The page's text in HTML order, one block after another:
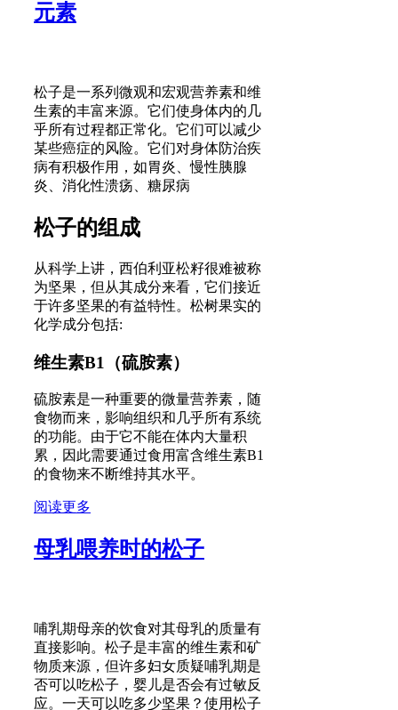
元素
松子是一系列微观和宏观营养素和维
生素的丰富来源。它们使身体内的几
乎所有过程都正常化。它们可以减少
某些癌症的风险。它们对身体防治疾
病有积极作用，如胃炎、慢性胰腺
炎、消化性溃疡、糖尿病
松子的组成
从科学上讲，西伯利亚松籽很难被称
为坚果，但从其成分来看，它们接近
于许多坚果的有益特性。松树果实的
化学成分包括:
维生素B1（硫胺素）
硫胺素是一种重要的微量营养素，随
食物而来，影响组织和几乎所有系统
的功能。由于它不能在体内大量积
累，因此需要通过食用富含维生素B1
的食物来不断维持其水平。
阅读更多
母乳喂养时的松子
哺乳期母亲的饮食对其母乳的质量有
直接影响。松子是丰富的维生素和矿
物质来源，但许多妇女质疑哺乳期是
否可以吃松子，婴儿是否会有过敏反
应。一天可以吃多少坚果？使用松子